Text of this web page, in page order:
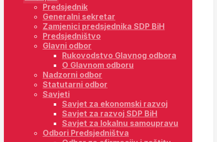
Predsjednik
Generalni sekretar
Zamjenici predsjednika SDP BiH
Predsjedništvo
Glavni odbor
Rukovodstvo Glavnog odbora
O Glavnom odboru
Nadzorni odbor
Statutarni odbor
Savjeti
Savjet za ekonomski razvoj
Savjet za razvoj SDP BiH
Savjet za lokalnu samoupravu
Odbori Predsjedništva